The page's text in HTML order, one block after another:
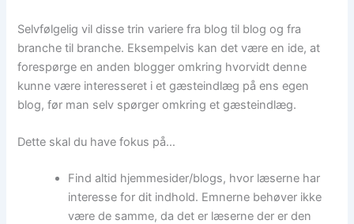
Selvfølgelig vil disse trin variere fra blog til blog og fra
branche til branche. Eksempelvis kan det være en ide, at
forespørge en anden blogger omkring hvorvidt denne
kunne være interesseret i et gæsteindlæg på ens egen
blog, før man selv spørger omkring et gæsteindlæg.
Dette skal du have fokus på…
Find altid hjemmesider/blogs, hvor læserne har
interesse for dit indhold. Emnerne behøver ikke
være de samme, da det er læserne der er den